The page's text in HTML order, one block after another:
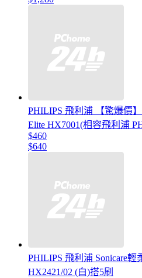
PHILIPS 飛利浦 【驚爆價
Elite HX7001(相容飛利浦
$460
$640
PHILIPS 飛利浦 Sonicare輕
HX2421/02 (白)搭5刷